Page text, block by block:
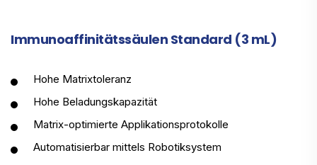
Immunoaffinitätssäulen Standard (3 mL)
Hohe Matrixtoleranz
Hohe Beladungskapazität
Matrix-optimierte Applikationsprotokolle
Automatisierbar mittels Robotiksystem